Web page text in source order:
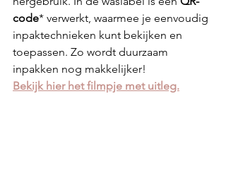
code* verwerkt, waarmee je eenvoudig
inpaktechnieken kunt bekijken en
toepassen. Zo wordt duurzaam
inpakken nog makkelijker!
Bekijk hier het filmpje met uitleg.